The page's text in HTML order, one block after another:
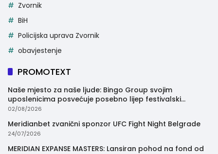
Zvornik
BiH
Policijska uprava Zvornik
obavjestenje
PROMOTEXT
Naše mjesto za naše ljude: Bingo Group svojim
uposlenicima posvećuje posebno lijep festivalski
trenutak
02/08/2026
Meridianbet zvanični sponzor UFC Fight Night Belgrade
24/07/2026
MERIDIAN EXPANSE MASTERS: Lansiran pohod na fond od